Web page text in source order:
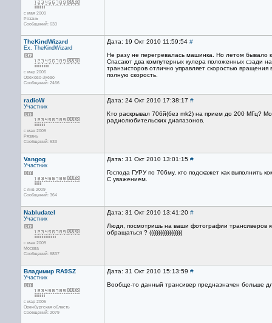
с мая 2009
Рязань
Сообщений: 633
TheKindWizard
Ex. TheKindWizard
с мар 2006
Орехово-Зуево
Сообщений: 2466
Дата: 19 Окт 2010 11:59:54 #
Не разу не перегревалась машинка. Но летом бывало
Спасают два компутерных кулера положенных сзади
транзисторов отлично управляет скоростью
полную скорость.
radioW
Участник
с мая 2009
Рязань
Сообщений: 633
Дата: 24 Окт 2010 17:38:17 #
Кто раскрывал 706й(без mk2) на прием до 200 МГц?
радиолюбительских диапазонов.
Vangog
Участник
с янв 2009
Сообщений: 364
Дата: 31 Окт 2010 13:01:15 #
Господа ГУРУ по 706му, кто подскажет как выполнить
С уважением.
Nabludatel
Участник
с мая 2009
Москва
Сообщений: 6837
Дата: 31 Окт 2010 13:41:20 #
Люди, посмотришь на ваши фотографии трансиверов
обращаться ? ((((((((((((((((((
Владимир RA9SZ
Участник
с мар 2005
Оренбургская область
Сообщений: 2079
Дата: 31 Окт 2010 15:13:59 #
Вообще-то данный трансивер предназначен больше